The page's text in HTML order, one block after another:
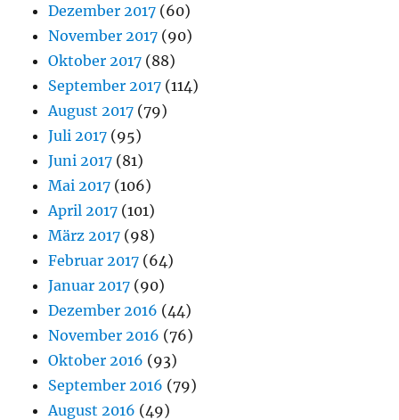
Dezember 2017 (60)
November 2017 (90)
Oktober 2017 (88)
September 2017 (114)
August 2017 (79)
Juli 2017 (95)
Juni 2017 (81)
Mai 2017 (106)
April 2017 (101)
März 2017 (98)
Februar 2017 (64)
Januar 2017 (90)
Dezember 2016 (44)
November 2016 (76)
Oktober 2016 (93)
September 2016 (79)
August 2016 (49)